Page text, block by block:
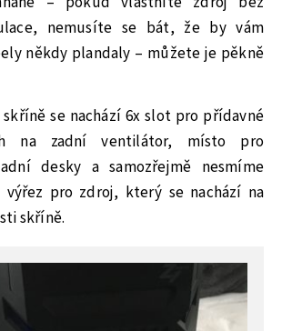
nemusíte se bát, že by vám
někdy plandaly – můžete je pěkně
se nachází 6x slot pro přídavné
na zadní ventilátor, místo pro
desky a samozřejmě nesmíme
výřez pro zdroj, který se nachází na
skříně.